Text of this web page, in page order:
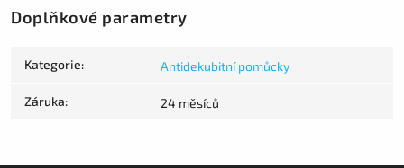
Doplňkové parametry
Kategorie: Antidekubitní pomůcky
Záruka: 24 měsíců